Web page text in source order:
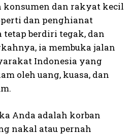
konsumen dan rakyat kecil
dan penghianat
tetap berdiri tegak, dan
ia membuka jalan
Indonesia yang
oleh uang, kuasa, dan
Anda adalah korban
nakal atau pernah